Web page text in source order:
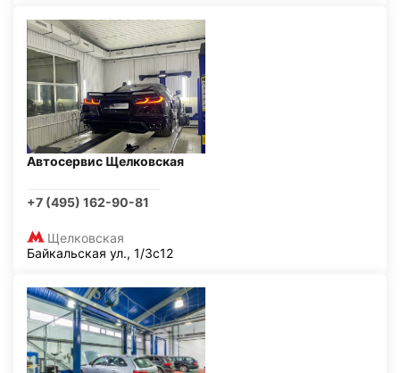
Автосервис Щелковская
+7 (495) 162-90-81
Щелковская
Байкальская ул., 1/3с12